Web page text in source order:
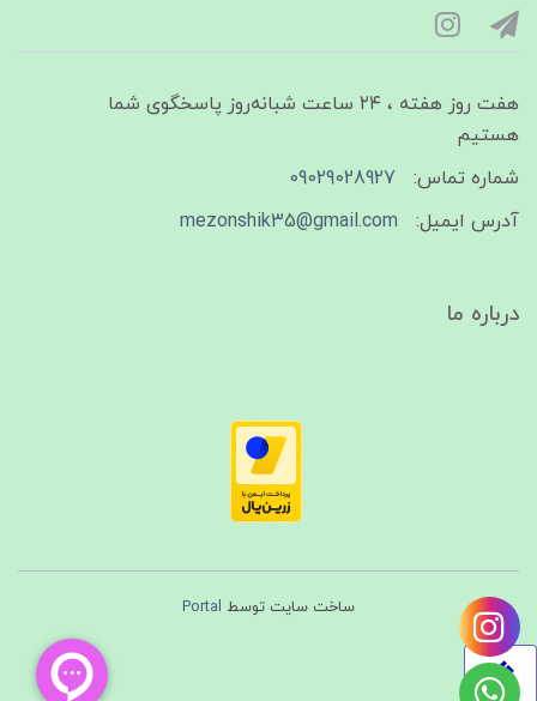
هفت روز هفته ، ۲۴ ساعت شبانه‌روز پاسخگوی شما
هستیم
شماره تماس:
09029028927
آدرس ایمیل:
mezonshik35@gmail.com
درباره ما
ساخت سایت توسط Portal